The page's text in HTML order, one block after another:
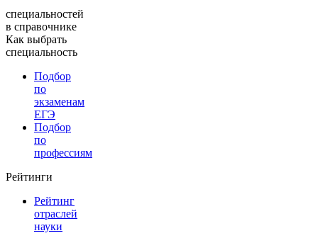
специальностей
в справочнике
Как выбрать
специальность
Подбор
по
экзаменам
ЕГЭ
Подбор
по
профессиям
Рейтинги
Рейтинг
отраслей
науки